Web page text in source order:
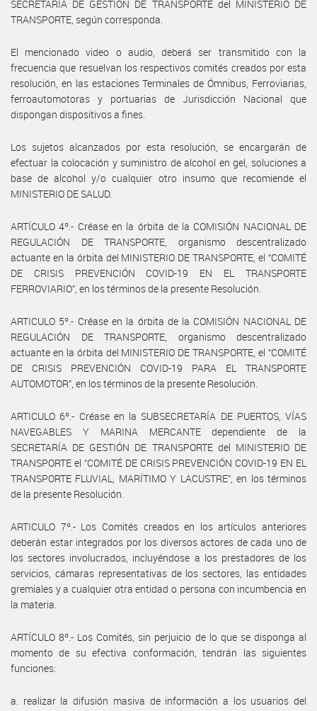
SECRETARÍA DE GESTIÓN DE TRANSPORTE del MINISTERIO DE
TRANSPORTE, según corresponda.
El mencionado video o audio, deberá ser transmitido con la
frecuencia que resuelvan los respectivos comités creados por esta
resolución, en las estaciones Terminales de Ómnibus, Ferroviarias,
ferroautomotoras y portuarias de Jurisdicción Nacional que
dispongan dispositivos a fines.
Los sujetos alcanzados por esta resolución, se encargarán de
efectuar la colocación y suministro de alcohol en gel, soluciones a
base de alcohol y/o cualquier otro insumo que recomiende el
MINISTERIO DE SALUD.
ARTÍCULO 4º.- Créase en la órbita de la COMISIÓN NACIONAL DE
REGULACIÓN DE TRANSPORTE, organismo descentralizado
actuante en la órbita del MINISTERIO DE TRANSPORTE, el “COMITÉ
DE CRISIS PREVENCIÓN COVID-19 EN EL TRANSPORTE
FERROVIARIO”, en los términos de la presente Resolución.
ARTICULO 5º.- Créase en la órbita de la COMISIÓN NACIONAL DE
REGULACIÓN DE TRANSPORTE, organismo descentralizado
actuante en la órbita del MINISTERIO DE TRANSPORTE, el “COMITÉ
DE CRISIS PREVENCIÓN COVID-19 PARA EL TRANSPORTE
AUTOMOTOR”, en los términos de la presente Resolución.
ARTICULO 6º.- Créase en la SUBSECRETARÍA DE PUERTOS, VÍAS
NAVEGABLES Y MARINA MERCANTE dependiente de la
SECRETARÍA DE GESTIÓN DE TRANSPORTE del MINISTERIO DE
TRANSPORTE el “COMITÉ DE CRISIS PREVENCIÓN COVID-19 EN EL
TRANSPORTE FLUVIAL, MARÍTIMO Y LACUSTRE”, en los términos
de la presente Resolución.
ARTICULO 7º.- Los Comités creados en los artículos anteriores
deberán estar integrados por los diversos actores de cada uno de
los sectores involucrados, incluyéndose a los prestadores de los
servicios, cámaras representativas de los sectores, las entidades
gremiales y a cualquier otra entidad o persona con incumbencia en
la materia.
ARTÍCULO 8º.- Los Comités, sin perjuicio de lo que se disponga al
momento de su efectiva conformación, tendrán las siguientes
funciones:
a. realizar la difusión masiva de información a los usuarios del